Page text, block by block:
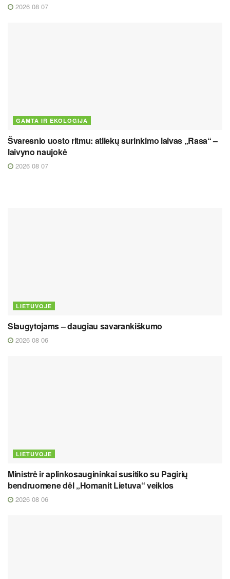
2026 08 07
GAMTA IR EKOLOGIJA
Švaresnio uosto ritmu: atliekų surinkimo laivas „Rasa“ –
laivyno naujokė
2026 08 07
LIETUVOJE
Slaugytojams – daugiau savarankiškumo
2026 08 06
LIETUVOJE
Ministrė ir aplinkosaugininkai susitiko su Pagirių
bendruomene dėl „Homanit Lietuva“ veiklos
2026 08 06